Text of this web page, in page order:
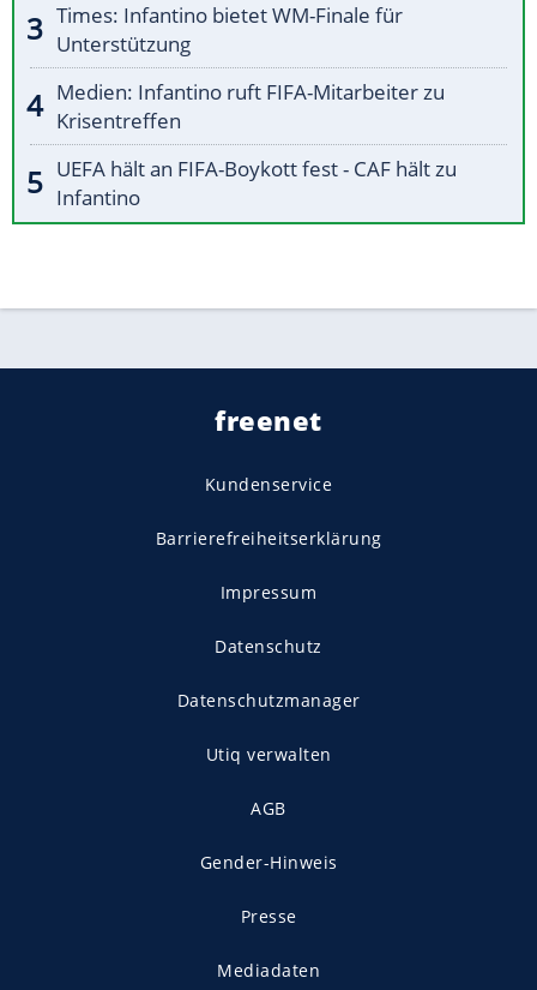
Times: Infantino bietet WM-Finale für
Unterstützung
Medien: Infantino ruft FIFA-Mitarbeiter zu
Krisentreffen
UEFA hält an FIFA-Boykott fest - CAF hält zu
Infantino
freenet
Kundenservice
Barrierefreiheitserklärung
Impressum
Datenschutz
Datenschutzmanager
Utiq verwalten
AGB
Gender-Hinweis
Presse
Mediadaten